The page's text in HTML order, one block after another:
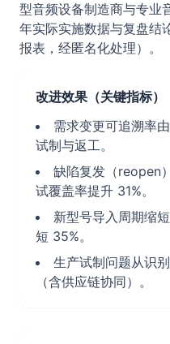
型音频设备制造商与专
年实际实施数据与复盘结
报表，经匿名化处理）。
改进效果（关键指标）
需求变更可追溯率
试制与返工。
缺陷复发（reopen
试覆盖率提升 31%。
新型号导入周期缩
短 35%。
生产试制问题从识
（含供应链协同）。